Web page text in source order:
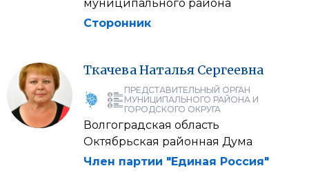
муниципального района
Сторонник
ТкачеваНаталья Сергеевна
ПРЕДСТАВИТЕЛЬНЫЙ ОРГАН
МУНИЦИПАЛЬНОГО РАЙОНА И
ГОРОДСКОГО ОКРУГА
Волгоградская область
Октябрьская районная Дума
Член партии "Единая Россия"